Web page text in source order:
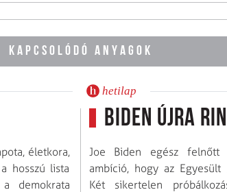
KAPCSOLÓDÓ ANYAGOK
életkora,
hosszú lista
demokrata
hetilap
Biden újra
Joe Biden egész felnőtt
ambíció, hogy az
Két sikertelen